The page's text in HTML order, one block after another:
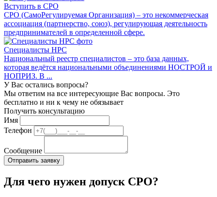
Вступить в СРО
СРО (СамоРегулируемая Организация) – это некоммерческая
ассоциация (партнерство, союз), регулирующая деятельность
предпринимателей в определенной сфере.
Специалисты НРС
Национальный реестр специалистов – это база данных,
которая ведётся национальными объединениями НОСТРОЙ и
НОПРИЗ. В ...
У Вас остались вопросы?
Мы ответим на все интересующие Вас вопросы. Это
бесплатно и ни к чему не обязывает
Получить консультацию
Имя
Телефон
Сообщение
Для чего нужен допуск СРО?